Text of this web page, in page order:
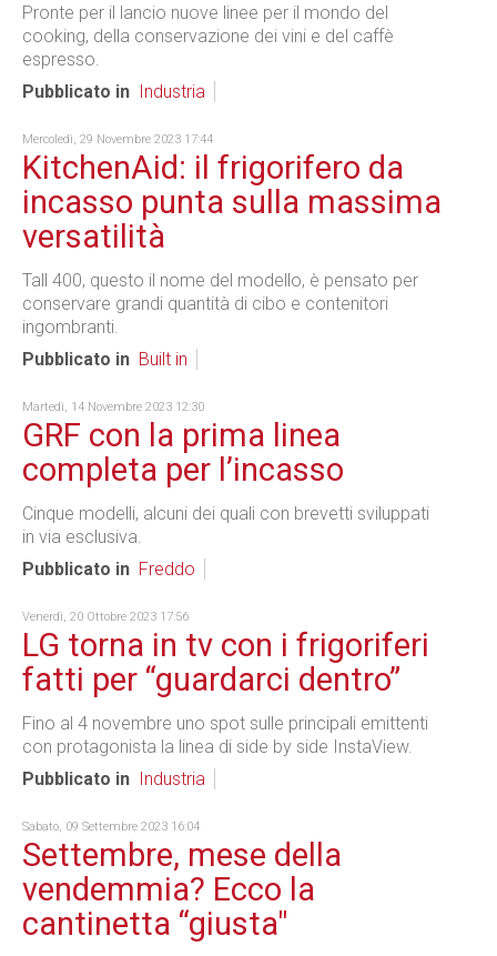
Pronte per il lancio nuove linee per il mondo del
cooking, della conservazione dei vini e del caffè
espresso.
Pubblicato in
Industria
Mercoledì, 29 Novembre 2023 17:44
KitchenAid: il frigorifero da
incasso punta sulla massima
versatilità
Tall 400, questo il nome del modello, è pensato per
conservare grandi quantità di cibo e contenitori
ingombranti.
Pubblicato in Built in
Martedì, 14 Novembre 2023 12:30
GRF con la prima linea
completa per l’incasso
Cinque modelli, alcuni dei quali con brevetti sviluppati
in via esclusiva.
Pubblicato in Freddo
Venerdì, 20 Ottobre 2023 17:56
LG torna in tv con i frigoriferi
fatti per “guardarci dentro”
Fino al 4 novembre uno spot sulle principali emittenti
con protagonista la linea di side by side InstaView.
Pubblicato in
Industria
Sabato, 09 Settembre 2023 16:04
Settembre, mese della
vendemmia? Ecco la
cantinetta “giusta"